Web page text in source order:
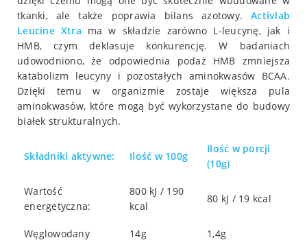
tkanki, ale także poprawia bilans azotowy. Activlab
Leucine Xtra ma w składzie zarówno L-leucynę, jak i
HMB, czym deklasuje konkurencję. W badaniach
udowodniono, że odpowiednia podaż HMB zmniejsza
katabolizm leucyny i pozostałych aminokwasów BCAA.
Dzięki temu w organizmie zostaje większa pula
aminokwasów, które mogą być wykorzystane do budowy
białek strukturalnych.
Składniki aktywne: Ilość w 100g
Ilość w porcji
(10g)
Wartość
energetyczna:
800 kJ / 190
kcal
80 kJ / 19 kcal
Węglowodany 14g 1,4g